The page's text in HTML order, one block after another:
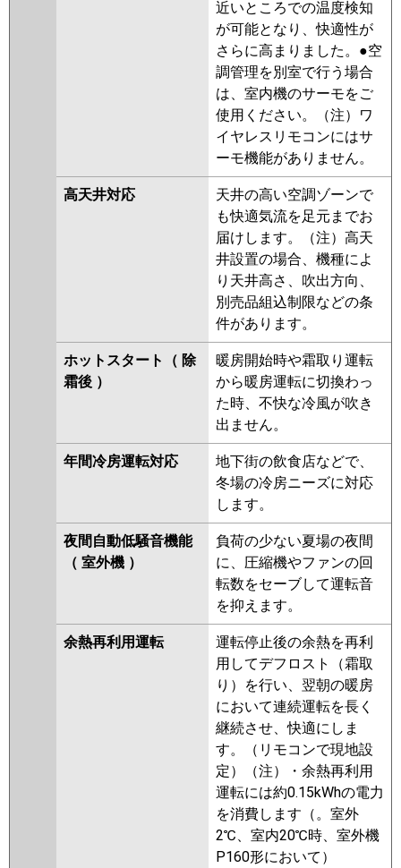
近いところでの温度検知
が可能となり、快適性が
さらに高まりました。●空
調管理を別室で行う場合
は、室内機のサーモをご
使用ください。（注）ワ
イヤレスリモコンにはサ
ーモ機能がありません。
高天井対応
天井の高い空調ゾーンで
も快適気流を足元までお
届けします。（注）高天
井設置の場合、機種によ
り天井高さ、吹出方向、
別売品組込制限などの条
件があります。
ホットスタート（ 除
霜後 ）
暖房開始時や霜取り運転
から暖房運転に切換わっ
た時、不快な冷風が吹き
出ません。
年間冷房運転対応
地下街の飲食店などで、
冬場の冷房ニーズに対応
します。
夜間自動低騒音機能
（ 室外機 ）
負荷の少ない夏場の夜間
に、圧縮機やファンの回
転数をセーブして運転音
を抑えます。
余熱再利用運転
運転停止後の余熱を再利
用してデフロスト（霜取
り）を行い、翌朝の暖房
において連続運転を長く
継続させ、快適にしま
す。（リモコンで現地設
定）（注）・余熱再利用
運転には約0.15kWhの電力
を消費します（。室外
2℃、室内20℃時、室外機
P160形において）